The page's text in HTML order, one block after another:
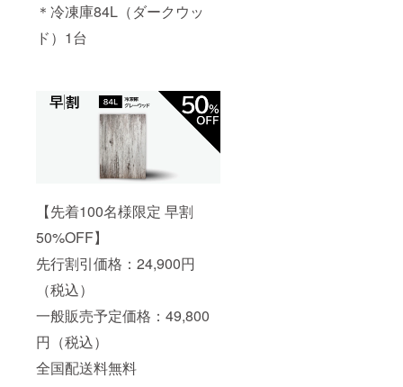
＊冷凍庫84L（ダークウッ
ド）1台
【先着100名様限定 早割
50%OFF】
先行割引価格：24,900円
（税込）
一般販売予定価格：49,800
円（税込）
全国配送料無料